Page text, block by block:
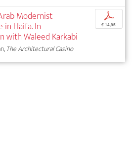
Modernist
Haifa. In
with Waleed Karkabi
The Architectural Casino
p
€ 14,95